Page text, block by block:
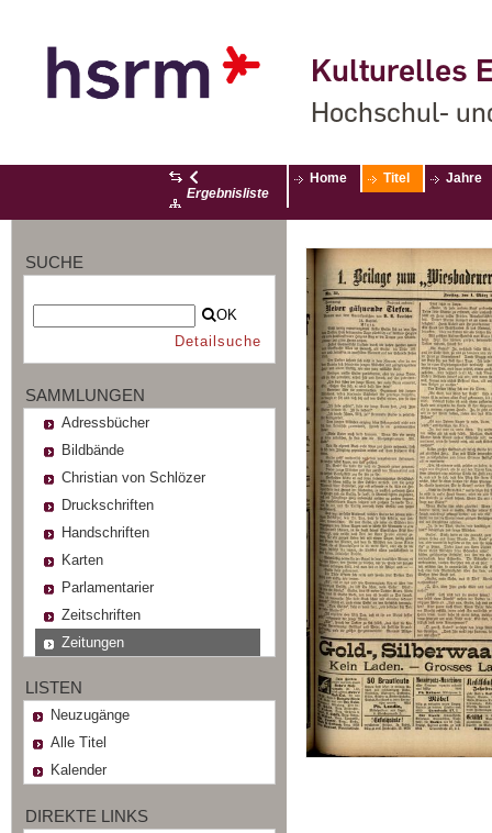
Kulturelles
Hochschul-
Ergebnisliste
Home Titel Jahre
SUCHE
OK
Detailsuche
SAMMLUNGEN
Adressbücher
Bildbände
Christian von Schlözer
Druckschriften
Handschriften
Karten
Parlamentarier
Zeitschriften
Zeitungen
LISTEN
Neuzugänge
Alle Titel
Kalender
DIREKTE LINKS